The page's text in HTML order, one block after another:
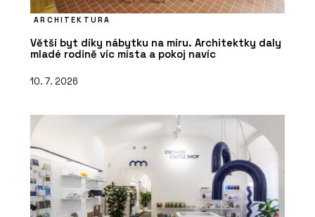
ARCHITEKTURA
Větší byt díky nábytku na míru. Architektky daly
mladé rodině víc místa a pokoj navíc
10. 7. 2026